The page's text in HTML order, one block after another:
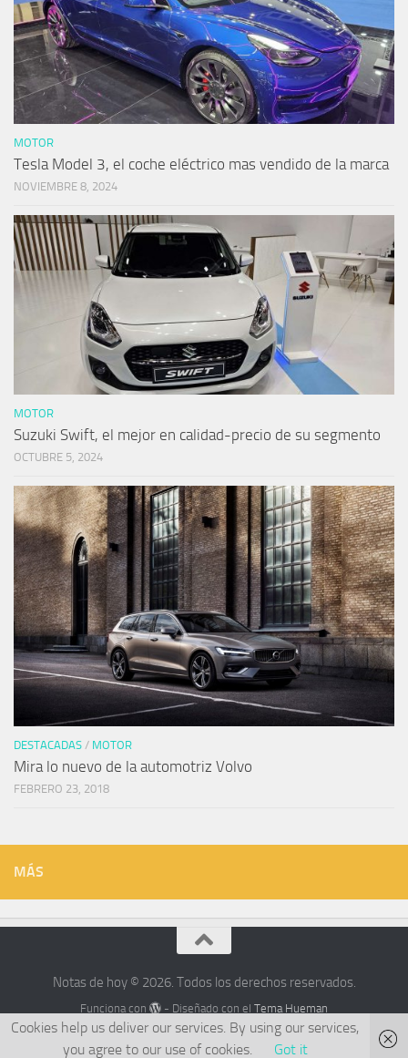
MOTOR
Tesla Model 3, el coche eléctrico mas vendido de la marca
NOVIEMBRE 8, 2024
MOTOR
Suzuki Swift, el mejor en calidad-precio de su segmento
OCTUBRE 5, 2024
DESTACADAS / MOTOR
Mira lo nuevo de la automotriz Volvo
FEBRERO 23, 2018
MÁS
Notas de hoy © 2026. Todos los derechos reservados.
Funciona con - Diseñado con elTema Hueman
Cookies help us deliver our services. By using our services,
you agree to our use of cookies.
Got it